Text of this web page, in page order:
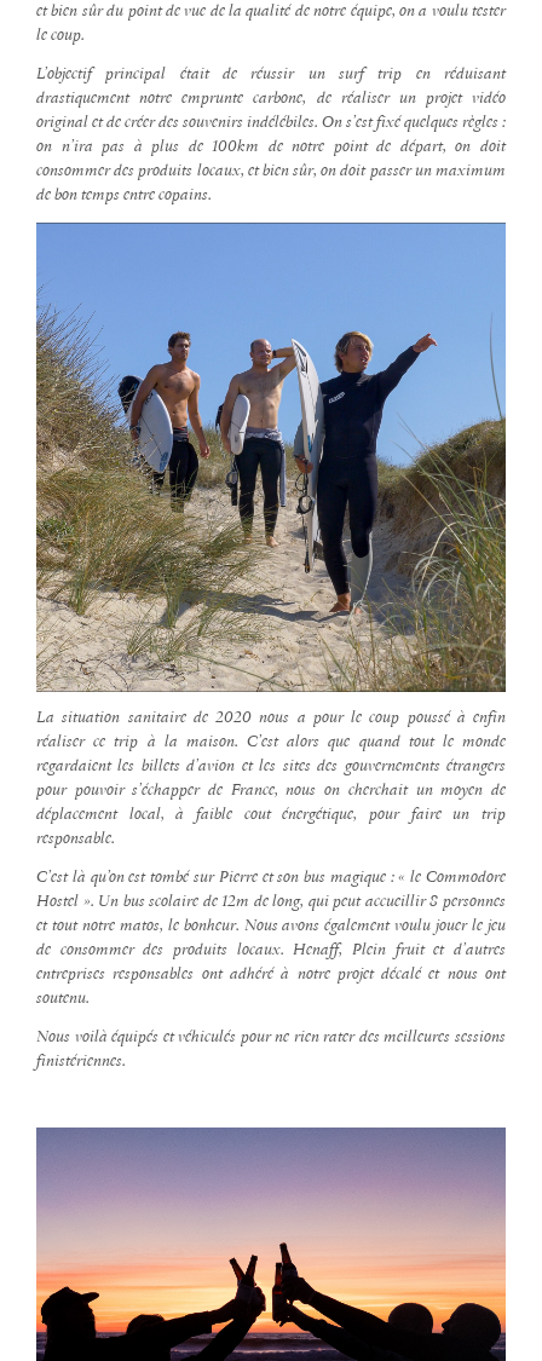
et bien sûr du point de vue de la qualité de notre équipe, on a voulu tester
le coup.
L’objectif principal était de réussir un surf trip en réduisant
drastiquement notre emprunte carbone, de réaliser un projet vidéo
original et de créer des souvenirs indélébiles. On s’est fixé quelques règles :
on n’ira pas à plus de 100km de notre point de départ, on doit
consommer des produits locaux, et bien sûr, on doit passer un maximum
de bon temps entre copains.
La situation sanitaire de 2020 nous a pour le coup poussé à enfin
réaliser ce trip à la maison. C’est alors que quand tout le monde
regardaient les billets d’avion et les sites des gouvernements étrangers
pour pouvoir s’échapper de France, nous on cherchait un moyen de
déplacement local, à faible cout énergétique, pour faire un trip
responsable.
C’est là qu’on est tombé sur Pierre et son bus magique : « le Commodore
Hostel ». Un bus scolaire de 12m de long, qui peut accueillir 8 personnes
et tout notre matos, le bonheur. Nous avons également voulu jouer le jeu
de consommer des produits locaux. Henaff, Plein fruit et d’autres
entreprises responsables ont adhéré à notre projet décalé et nous ont
soutenu.
Nous voilà équipés et véhiculés pour ne rien rater des meilleures sessions
finistériennes.